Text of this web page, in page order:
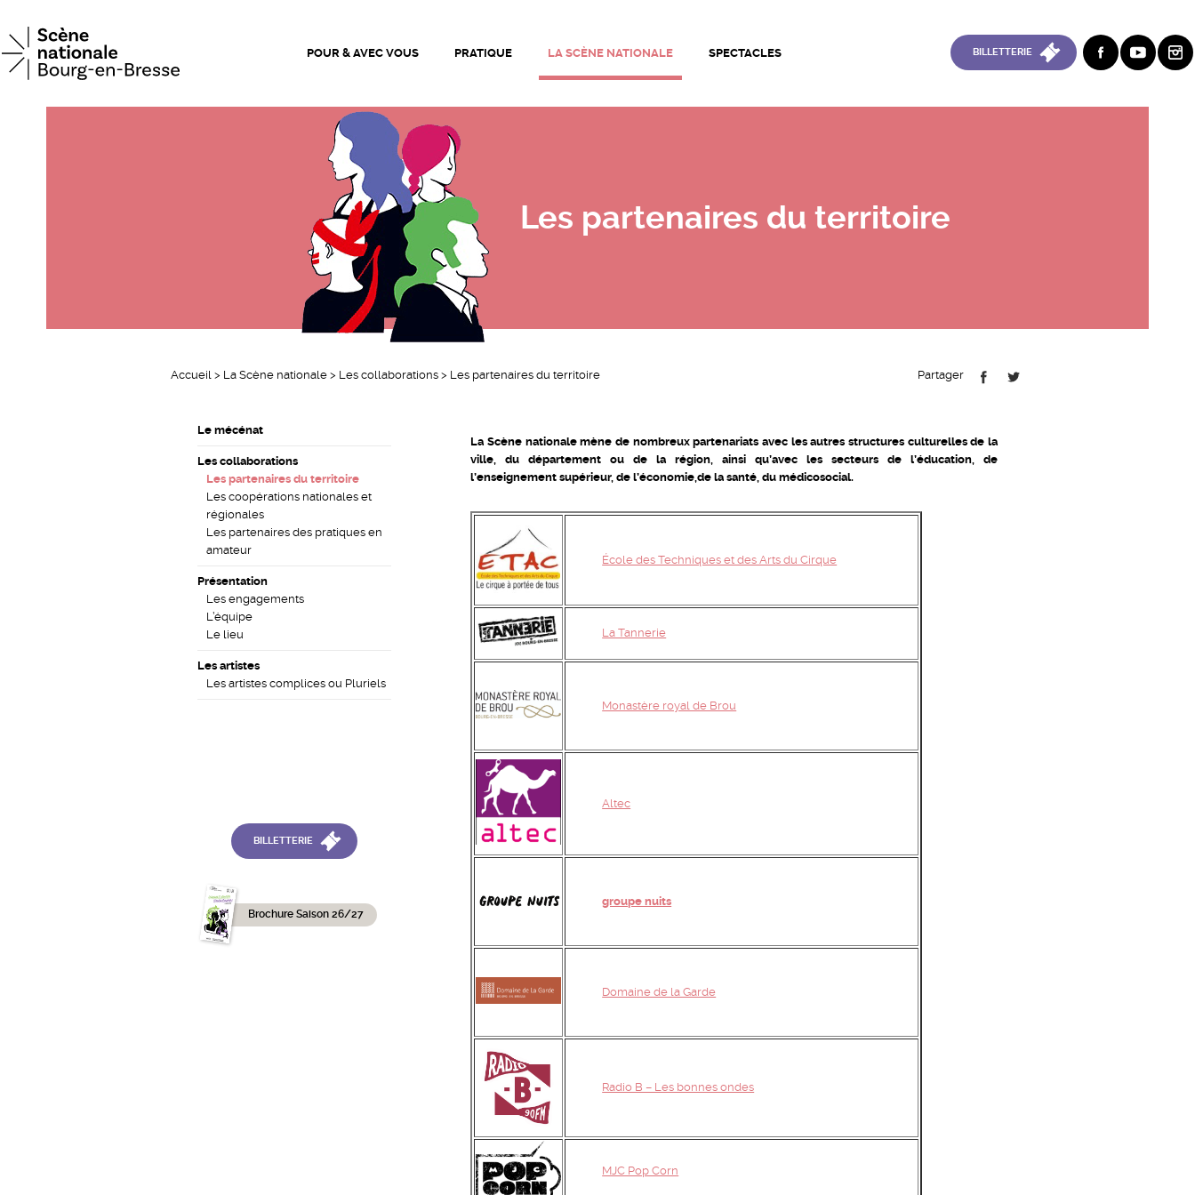
POUR & AVEC VOUS PRATIQUE LA SCÈNE NATIONALE SPECTACLES BILLETTERIE
Les partenaires du territoire
Partager
Accueil > La Scène nationale > Les collaborations > Les partenaires du territoire
Le mécénat
Les collaborations
Les partenaires du territoire
Les coopérations nationales et
régionales
Les partenaires des pratiques en
amateur
Présentation
Les engagements
L’équipe
Le lieu
Les artistes
Les artistes complices ou Pluriels
BILLETTERIE
Brochure Saison 26/27
La Scène nationale mène de nombreux partenariats avec les autres structures culturelles de la
ville, du département ou de la région, ainsi qu’avec les secteurs de l’éducation, de
l’enseignement supérieur, de l’économie,de la santé, du médicosocial.
École des Techniques et des Arts du Cirque
La Tannerie
Monastère royal de Brou
Altec
groupe nuits
Domaine de la Garde
Radio B – Les bonnes ondes
MJC Pop Corn